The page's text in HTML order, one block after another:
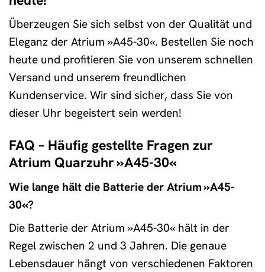
Überzeugen Sie sich selbst von der Qualität und
Eleganz der Atrium »A45-30«. Bestellen Sie noch
heute und profitieren Sie von unserem schnellen
Versand und unserem freundlichen
Kundenservice. Wir sind sicher, dass Sie von
dieser Uhr begeistert sein werden!
FAQ – Häufig gestellte Fragen zur
Atrium Quarzuhr »A45-30«
Wie lange hält die Batterie der Atrium »A45-
30«?
Die Batterie der Atrium »A45-30« hält in der
Regel zwischen 2 und 3 Jahren. Die genaue
Lebensdauer hängt von verschiedenen Faktoren